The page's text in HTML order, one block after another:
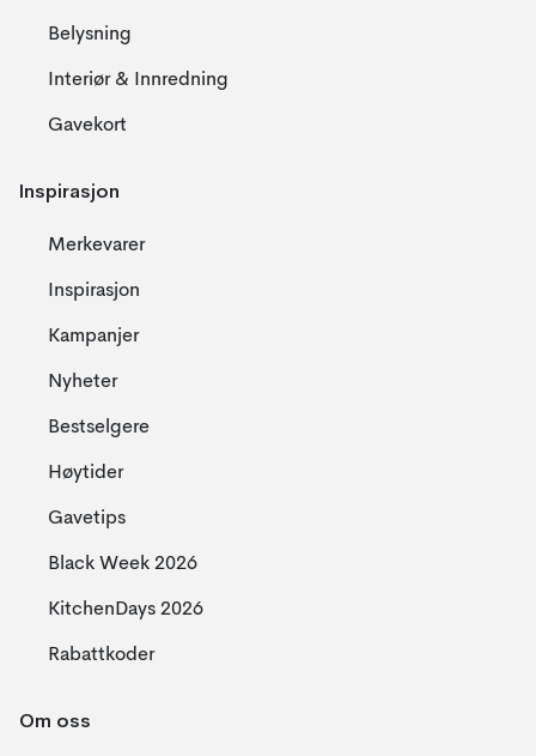
Belysning
Interiør & Innredning
Gavekort
Inspirasjon
Merkevarer
Inspirasjon
Kampanjer
Nyheter
Bestselgere
Høytider
Gavetips
Black Week 2026
KitchenDays 2026
Rabattkoder
Om oss